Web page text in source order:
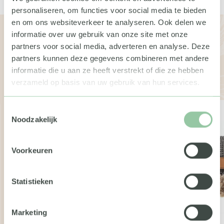
personaliseren, om functies voor social media te bieden
en om ons websiteverkeer te analyseren. Ook delen we
informatie over uw gebruik van onze site met onze
partners voor social media, adverteren en analyse. Deze
partners kunnen deze gegevens combineren met andere
informatie die u aan ze heeft verstrekt of die ze hebben
verzameld op basis van uw gebruik van hun services.
Noodzakelijk
Voorkeuren
Statistieken
Marketing
Bekijk de andere boxen
Wil je meer weten over de geschenken of pakketten?
Neem dan gerust contact met ons op. We vertellen je
graag meer.